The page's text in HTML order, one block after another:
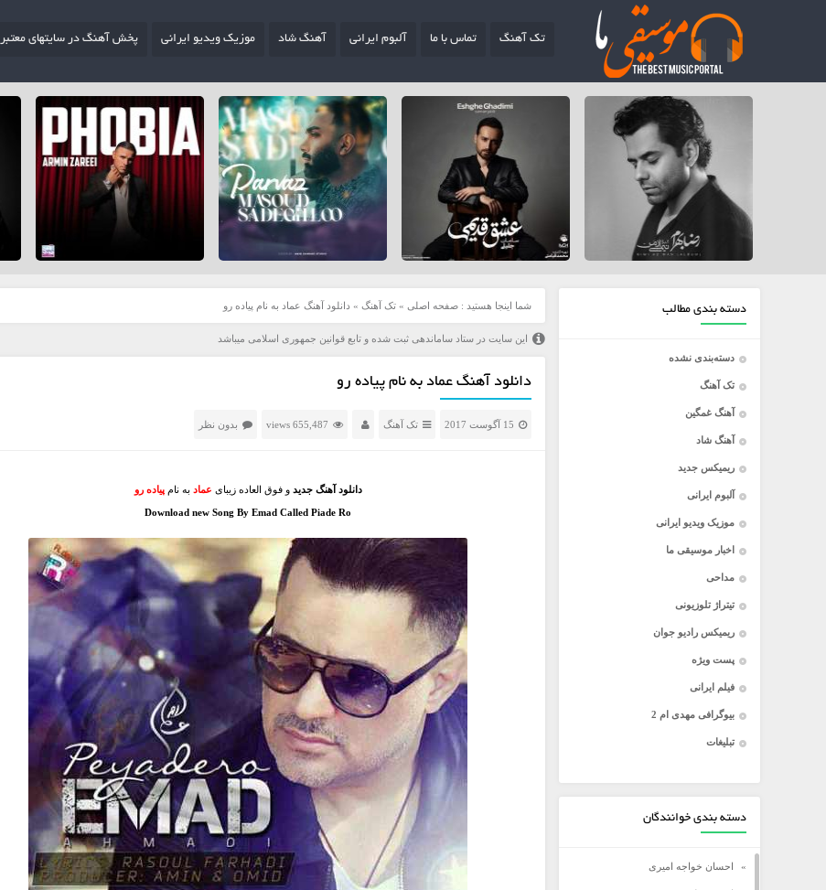
تک آهنگ تماس با ما آلبوم ایرانی آهنگ شاد موزیک ویدیو ایرانی پخش آهنگ در سایتهای معتبر
دسته بندی مطالب
دسته‌بندی نشده
تک آهنگ
آهنگ غمگین
آهنگ شاد
ریمیکس جدید
آلبوم ایرانی
موزیک ویدیو ایرانی
اخبار موسیقی ما
مداحی
تیتراژ تلوزیونی
ریمیکس رادیو جوان
پست ویژه
فیلم ایرانی
بیوگرافی مهدی ام 2
تبلیغات
دسته بندی خوانندگان
احسان خواجه امیری
شما اینجا هستید : صفحه اصلی » تک آهنگ » دانلود آهنگ عماد به نام پیاده رو
این سایت در ستاد ساماندهی ثبت شده و تابع قوانین جمهوری اسلامی میباشد
دانلود آهنگ عماد به نام پیاده رو
15 آگوست 2017 تک آهنگ 655,487 views بدون نظر
دانلود آهنگ جدید و فوق العاده زیبای عماد به نام پیاده رو
Download new Song By Emad Called Piade Ro